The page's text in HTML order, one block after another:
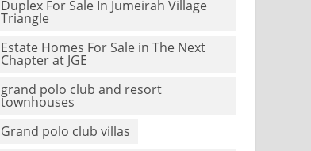
Duplex For Sale In Jumeirah Village
Triangle
Estate Homes For Sale in The Next
Chapter at JGE
grand polo club and resort
townhouses
Grand polo club villas